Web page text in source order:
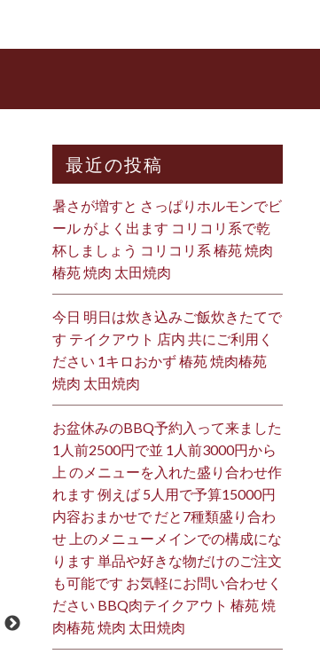
最近の投稿
暑さが増すと さっぱりホルモンでビ
ール がよく出ます コリコリ系で乾
杯しましょう コリコリ系 椿苑 焼肉
椿苑 焼肉 太田焼肉
今日 明日は炊き込みご飯炊きたてで
す テイクアウト 店内 共にご利用く
ださい 1キロおかず 椿苑 焼肉椿苑
焼肉 太田焼肉
お盆休みのBBQ予約入って来ました
1人前2500円で並 1人前3000円から
上 のメニューを入れた盛り合わせ作
れます 例えば 5人用で予算15000円
内容おまかせで だと7種類盛り合わ
せ 上のメニューメインでの構成にな
ります 単品や好きな物だけのご注文
も可能です お気軽にお問い合わせく
ださい BBQ肉テイクアウト 椿苑 焼
肉椿苑 焼肉 太田焼肉